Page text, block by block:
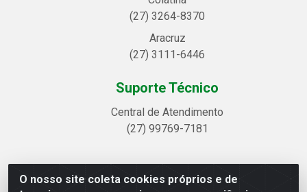
O nosso site coleta cookies próprios e de
(27) 3264-8370
Aracruz
(27) 3111-6446
Suporte Técnico
Central de Atendimento
(27) 99769-7181
Linhavix Distribuidora LTDA - Avenida Alegre, 2521 -